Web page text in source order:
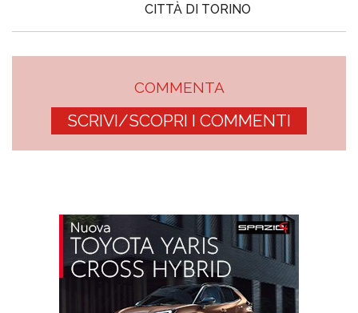
CITTÀ DI TORINO
COMMENTA
SCRIVI/SCOPRI I COMMENTI